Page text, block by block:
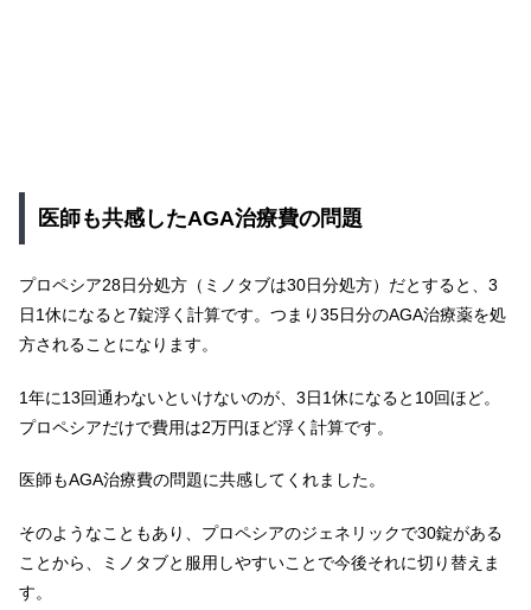
医師も共感したAGA治療費の問題
プロペシア28日分処方（ミノタブは30日分処方）だとすると、3
日1休になると7錠浮く計算です。つまり35日分のAGA治療薬を処
方されることになります。
1年に13回通わないといけないのが、3日1休になると10回ほど。
プロペシアだけで費用は2万円ほど浮く計算です。
医師もAGA治療費の問題に共感してくれました。
そのようなこともあり、プロペシアのジェネリックで30錠がある
ことから、ミノタブと服用しやすいことで今後それに切り替えま
す。